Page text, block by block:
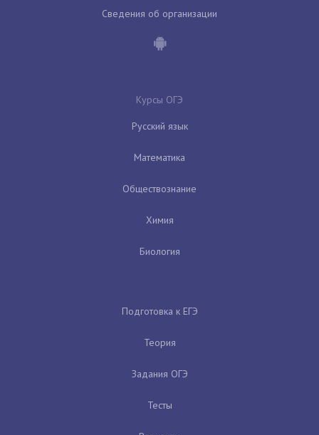
Сведения об организации
Курсы ОГЭ
Русский язык
Математика
Обществознание
Химия
Биология
Подготовка к ЕГЭ
Теория
Задания ОГЭ
Тесты